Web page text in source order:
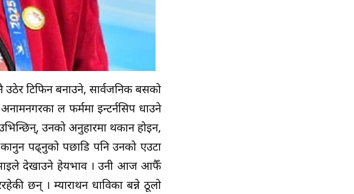
उठेर टिफिन बनाउने, सार्वजनिक बसको
ल फर्ममा इन्टर्नसिप धाउने
उनको अनुहारमा थकान होइन,
पढ्नुको पछाडि पनि उनको एउटा
देखाउने हेयभाव । उनी आज आफैँ
छन् । म्याराथन धाविका बन्ने ठूलो